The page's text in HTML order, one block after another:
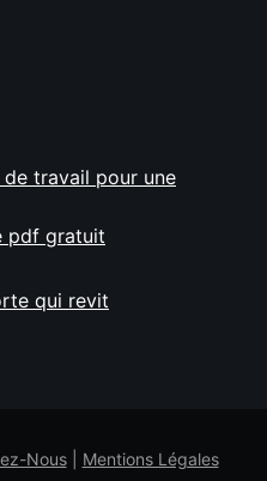
de travail pour une
pdf gratuit
qui revit
Nous| Mentions Légales